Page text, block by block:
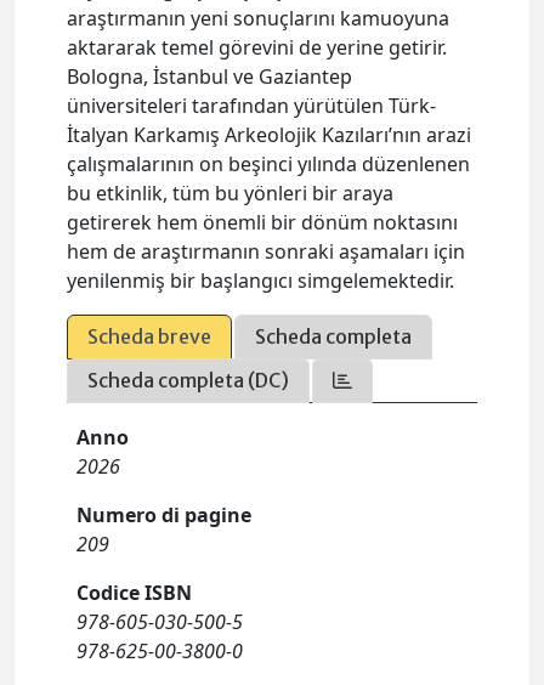
araştırmanın yeni sonuçlarını kamuoyuna
aktararak temel görevini de yerine getirir.
Bologna, İstanbul ve Gaziantep
üniversiteleri tarafından yürütülen Türk-
İtalyan Karkamış Arkeolojik Kazıları’nın arazi
çalışmalarının on beşinci yılında düzenlenen
bu etkinlik, tüm bu yönleri bir araya
getirerek hem önemli bir dönüm noktasını
hem de araştırmanın sonraki aşamaları için
yenilenmiş bir başlangıcı simgelemektedir.
Scheda breve
Scheda completa
Scheda completa (DC)
Anno
2026
Numero di pagine
209
Codice ISBN
978-605-030-500-5
978-625-00-3800-0